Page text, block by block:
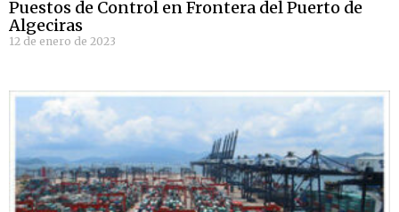
Puestos de Control en Frontera del Puerto de
Algeciras
12 de enero de 2023